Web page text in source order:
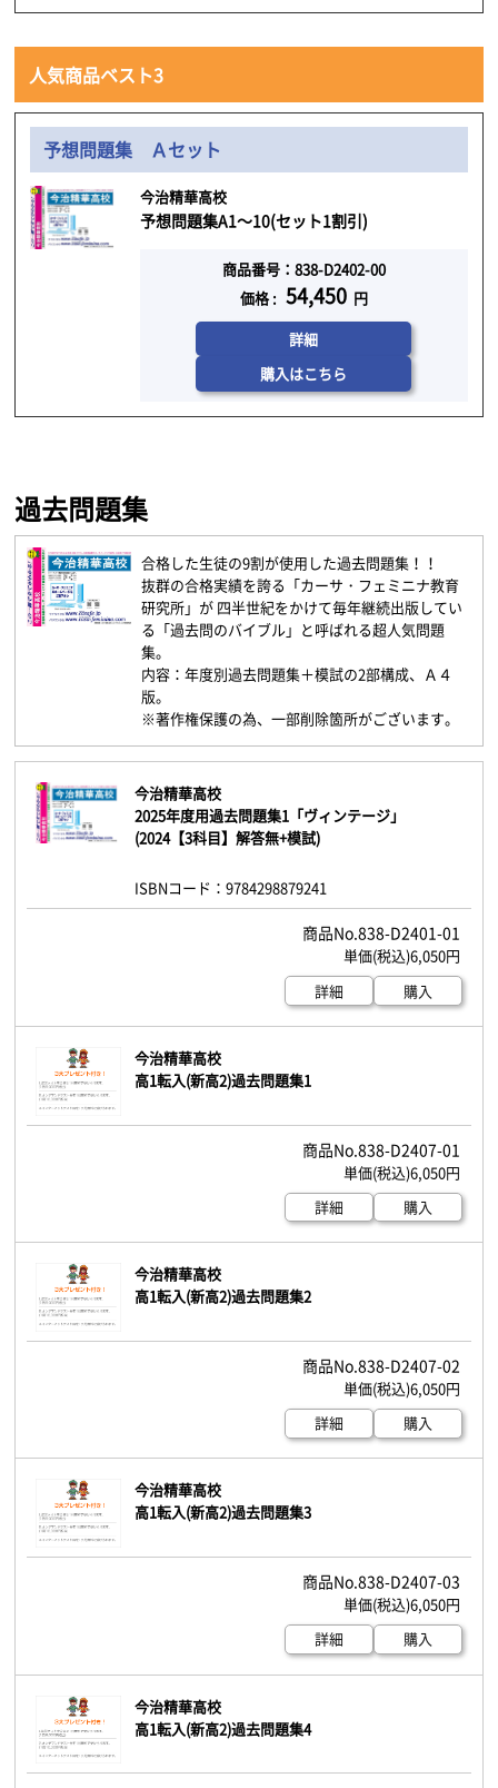
人気商品ベスト3
予想問題集 Ａセット
今治精華高校
予想問題集A1～10(セット1割引)
商品番号：838-D2402-00
価格 : 54,450 円
詳細
購入はこちら
過去問題集
合格した生徒の9割が使用した過去問題集！！
抜群の合格実績を誇る「カーサ・フェミニナ教育
研究所」が 四半世紀をかけて毎年継続出版してい
る「過去問のバイブル」と呼ばれる超人気問題
集。
内容：年度別過去問題集＋模試の2部構成、Ａ４
版。
※著作権保護の為、一部削除箇所がございます。
今治精華高校
2025年度用過去問題集1「ヴィンテージ」
(2024【3科目】解答無+模試)
ISBNコード：9784298879241
838-D2401-01
6,050円
詳細
購入
今治精華高校
高1転入(新高2)過去問題集1
838-D2407-01
6,050円
詳細
購入
今治精華高校
高1転入(新高2)過去問題集2
838-D2407-02
6,050円
詳細
購入
今治精華高校
高1転入(新高2)過去問題集3
838-D2407-03
6,050円
詳細
購入
今治精華高校
高1転入(新高2)過去問題集4